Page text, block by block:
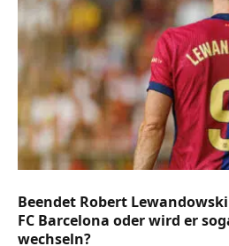
Beendet Robert
FC Barcelona oder wird er
wechseln?